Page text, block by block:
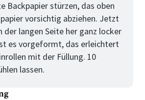
Backpapier stürzen, das oben
vorsichtig abziehen. Jetzt
der langen Seite her ganz locker
es vorgeformt, das erleichtert
mit der Füllung. 10
lassen.